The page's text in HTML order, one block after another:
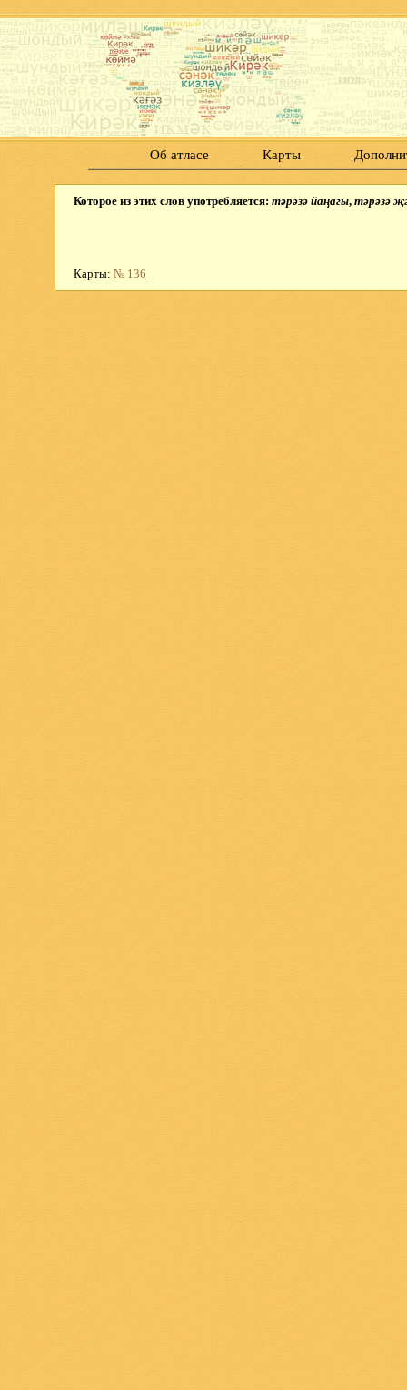
Об атласе Карты
Которое из этих слов употребляется: тәрәзә йаңагы, тәрәзә
Карты: № 136